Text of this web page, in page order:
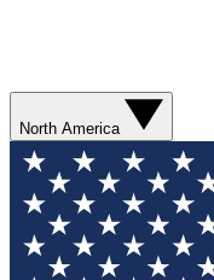
North America